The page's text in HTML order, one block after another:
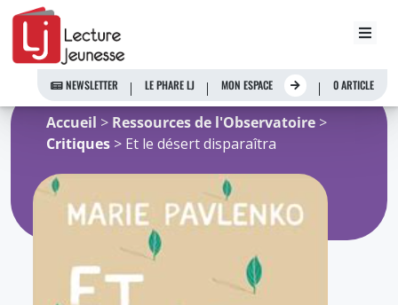
Aller
contenu
NEWSLETTER LE PHARE LJ MON ESPACE 0 ARTICLE
Accueil > Ressources de l'Observatoire >
Critiques > Et le désert disparaîtra